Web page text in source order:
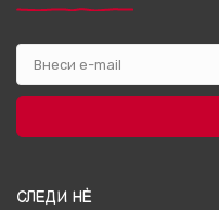
СЛЕДИ НЀ